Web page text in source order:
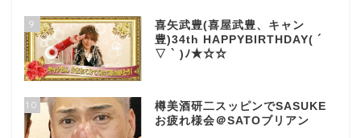
9
喜矢武豊(喜屋武豊、キャン
豊)34th HAPPYBIRTHDAY( ´
▽ ` )ﾉ★☆☆
10
樽美酒研二スッピンでSASUKE
お疲れ様会＠SATOブリアン